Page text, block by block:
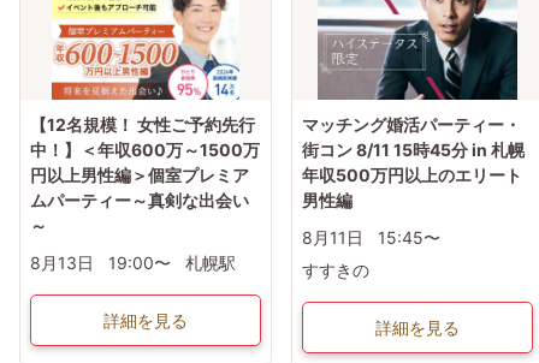
【12名規模！ 女性ご予約先行
中！】＜年収600万～1500万
円以上男性編＞個室プレミア
ムパーティー～真剣な出会い
～
8月13日
19:00〜 札幌駅
詳細を見る
マッチング婚活パーティー・
街コン 8/11 15時45分 in 札幌
年収500万円以上のエリート
男性編
8月11日
15:45〜
すすきの
詳細を見る